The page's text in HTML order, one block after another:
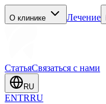
О клинике Лечение
СтатьяСвязаться с нами
RU
ENTRRU